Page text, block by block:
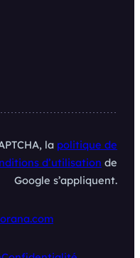
la politique de
d’utilisation de
Google s’appliquent.